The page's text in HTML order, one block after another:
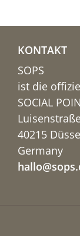
KONTAKT
SOPS
ist die
SOCIAL
40215
Germany